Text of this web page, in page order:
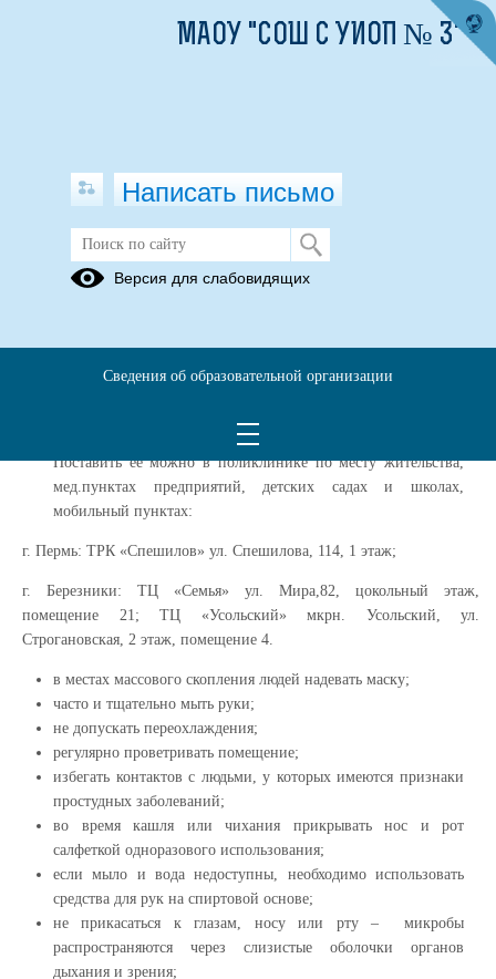
Профилактика ГРИППА
В целях профилактики гриппа и ОРВИ Управление
Роспотребнадзора по Пермскому краю рекомендует:
эффективное средство профилактики заболевания.
Поставить ее можно в поликлинике по месту жительства,
мед.пунктах предприятий, детских садах и школах,
мобильный пунктах:
г. Пермь: ТРК «Спешилов» ул. Спешилова, 114, 1 этаж;
г. Березники: ТЦ «Семья» ул. Мира,82, цокольный этаж,
помещение 21; ТЦ «Усольский» мкрн. Усольский, ул.
Строгановская, 2 этаж, помещение 4.
в местах массового скопления людей надевать маску;
часто и тщательно мыть руки;
не допускать переохлаждения;
регулярно проветривать помещение;
избегать контактов с людьми, у которых имеются признаки
простудных заболеваний;
во время кашля или чихания прикрывать нос и рот
салфеткой одноразового использования;
если мыло и вода недоступны, необходимо использовать
средства для рук на спиртовой основе;
не прикасаться к глазам, носу или рту – микробы
распространяются через слизистые оболочки органов
дыхания и зрения;
МАОУ "СОШ С УИОП № 3"
Написать письмо
Версия для слабовидящих
Сведения об образовательной организации